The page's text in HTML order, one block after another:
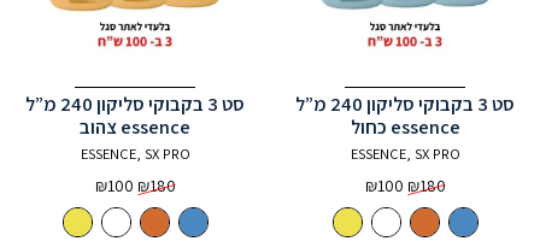
סט 3 בקבוקי סליקון 240 מ”ל
essence כחול
ESSENCE, SX PRO
₪180
המחיר
המקורי
היה:
₪100
הנוכחי
הוא:
סט 3 בקבוקי סליקון 240 מ”ל
essence צהוב
ESSENCE, SX PRO
₪180
המחיר
המקורי
היה:
₪100
הנוכחי
הוא: